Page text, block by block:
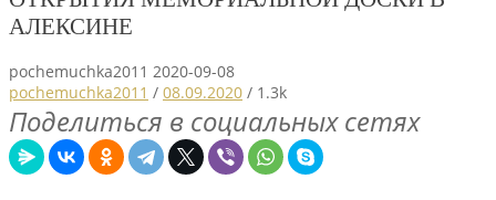
АЛЕКСИНЕ
pochemuchka2011 2020-09-08
pochemuchka2011 / 08.09.2020 / 1.3k
Поделиться в социальных сетях